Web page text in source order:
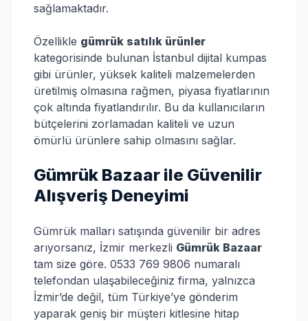
sağlamaktadır.
Özellikle gümrük satılık ürünler
kategorisinde bulunan İstanbul dijital kumpas
gibi ürünler, yüksek kaliteli malzemelerden
üretilmiş olmasına rağmen, piyasa fiyatlarının
çok altında fiyatlandırılır. Bu da kullanıcıların
bütçelerini zorlamadan kaliteli ve uzun
ömürlü ürünlere sahip olmasını sağlar.
Gümrük Bazaar ile Güvenilir
Alışveriş Deneyimi
Gümrük malları satışında güvenilir bir adres
arıyorsanız, İzmir merkezli Gümrük Bazaar
tam size göre. 0533 769 9806 numaralı
telefondan ulaşabileceğiniz firma, yalnızca
İzmir’de değil, tüm Türkiye’ye gönderim
yaparak geniş bir müşteri kitlesine hitap